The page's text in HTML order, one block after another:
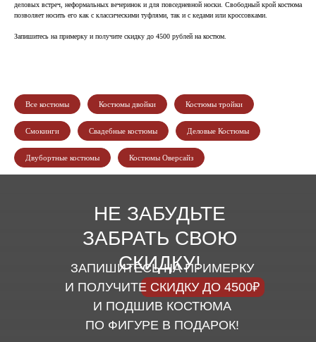
деловых встреч, неформальных вечеринок и для повседневной носки. Свободный крой костюма
позволяет носить его как с классическими туфлями, так и с кедами или кроссовками.
Запишитесь на примерку и получите скидку до 4500 рублей на костюм.
Все костюмы Костюмы двойки Костюмы тройки
Смокинги Свадебные костюмы Деловые Костюмы
Двубортные костюмы Костюмы Оверсайз
НЕ ЗАБУДЬТЕ
ЗАБРАТЬ СВОЮ
СКИДКУ!
ЗАПИШИТЕСЬ НА ПРИМЕРКУ
И ПОЛУЧИТЕ СКИДКУ ДО 4500₽
И ПОДШИВ КОСТЮМА
ПО ФИГУРЕ В ПОДАРОК!